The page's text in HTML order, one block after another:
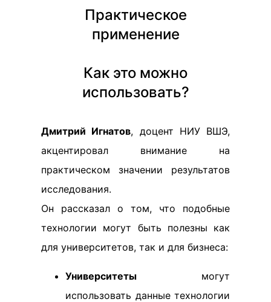
Практическое
применение
Как это можно
использовать?
Дмитрий Игнатов, доцент НИУ ВШЭ,
акцентировал внимание на
практическом значении результатов
исследования.
Он рассказал о том, что подобные
технологии могут быть полезны как
для университетов, так и для бизнеса:
Университеты могут
использовать данные технологии